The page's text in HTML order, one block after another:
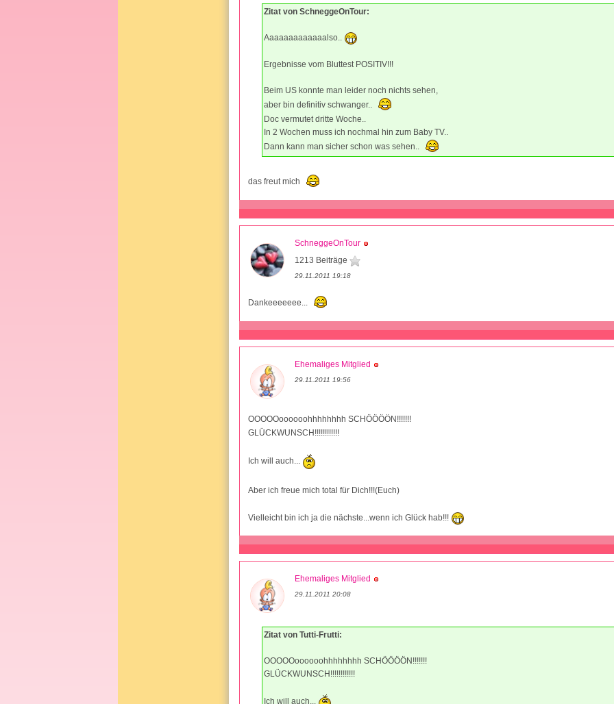
Zitat von SchneggeOnTour:
Aaaaaaaaaaaaalso..
Ergebnisse vom Bluttest POSITIV!!!
Beim US konnte man leider noch nichts sehen,
aber bin definitiv schwanger..
Doc vermutet dritte Woche..
In 2 Wochen muss ich nochmal hin zum Baby TV..
Dann kann man sicher schon was sehen..
das freut mich
SchneggeOnTour
1213 Beiträge
29.11.2011 19:18
Dankeeeeeee...
Ehemaliges Mitglied
29.11.2011 19:56
OOOOOoooooohhhhhhhh SCHÖÖÖÖN!!!!!!!
GLÜCKWUNSCH!!!!!!!!!!!!
Ich will auch...
Aber ich freue mich total für Dich!!!(Euch)
Vielleicht bin ich ja die nächste...wenn ich Glück hab!!!
Ehemaliges Mitglied
29.11.2011 20:08
Zitat von Tutti-Frutti:
OOOOOoooooohhhhhhhh SCHÖÖÖÖN!!!!!!!
GLÜCKWUNSCH!!!!!!!!!!!!
Ich will auch...